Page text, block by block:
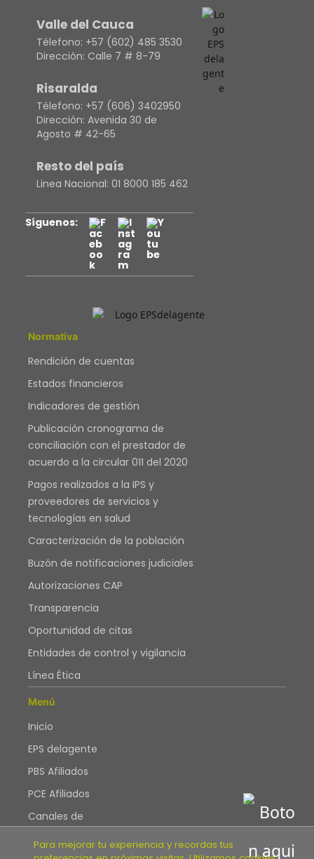
Para mejorar tu experiencia y recordas tus
Menú
Inicio
EPS delagente
PBS Afiliados
PCE Afiliados
Canales de
Blog
Normativa
Rendición de cuentas
Estados financieros
Indicadores de gestión
Publicación cronograma de
conciliación con el prestador de
acuerdo a la circular 011 del 2020
Pagos realizados a la IPS y
proveedores de servicios y
tecnologías en salud
Caracterización de la población
Buzón de notificaciones judiciales
Autorizaciones CAP
Transparencia
Oportunidad de citas
Entidades de control y vigilancia
Línea Ética
Valle del Cauca
Télefono: +57 (602) 485 3530
Dirección: Calle 7 # 8-79
Risaralda
Télefono: +57 (606) 3402950
Dirección: Avenida 30 de
Agosto # 42-65
Resto del país
Linea Nacional: 01 8000 185 462
Síguenos: